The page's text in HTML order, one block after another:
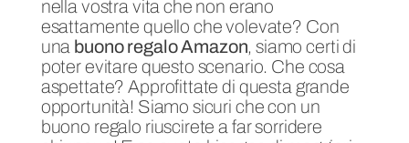
nella vostra vita che non erano
esattamente quello che volevate? Con
una buono regalo Amazon, siamo certi di
poter evitare questo scenario. Che cosa
aspettate? Approfittate di questa grande
opportunità! Siamo sicuri che con un
buono regalo riuscirete a far sorridere